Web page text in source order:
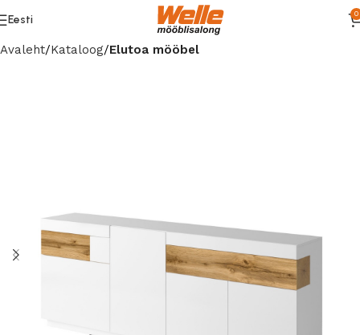
Eesti 0
Avaleht Kataloog Elutoa mööbel